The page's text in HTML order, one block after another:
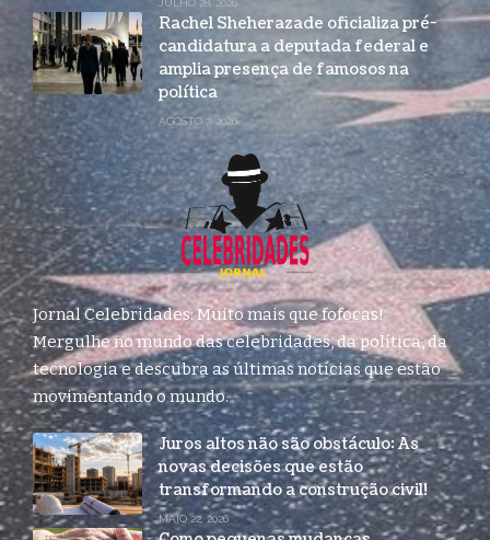
JULHO 28, 2026
Rachel Sheherazade oficializa pré-
candidatura a deputada federal e
amplia presença de famosos na
política
AGOSTO 7, 2026
Jornal Celebridades: Muito mais que fofocas!
Mergulhe no mundo das celebridades, da política, da
tecnologia e descubra as últimas notícias que estão
movimentando o mundo.
Juros altos não são obstáculo: As
novas decisões que estão
transformando a construção civil!
MAIO 22, 2026